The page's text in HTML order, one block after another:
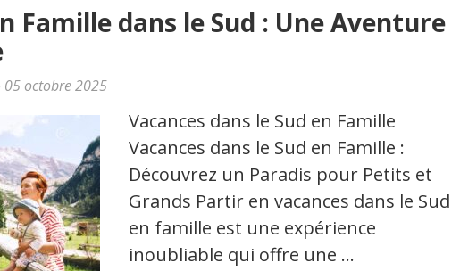
Famille dans le Sud : Une Aventure
05 octobre 2025
Vacances dans le Sud en Famille
Vacances dans le Sud en Famille :
Découvrez un Paradis pour Petits et
Grands Partir en vacances dans le Sud
en famille est une expérience
inoubliable qui offre une …